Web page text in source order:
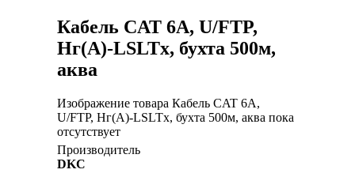
Кабель CAT 6A, U/FTP,
Hг(A)-LSLTx, бухта 500м,
аква
Изображение товара Кабель CAT 6A,
U/FTP, Hг(A)-LSLTx, бухта 500м, аква пока
отсутствует
Производитель
DKC